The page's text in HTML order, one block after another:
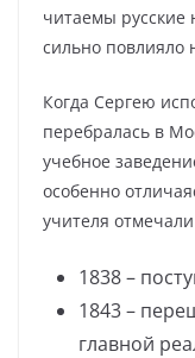
читаемы русские
сильно повлияло
Когда Сергею
перебралась в
учебное
особенно
учителя
1838 –
1843 –
главной